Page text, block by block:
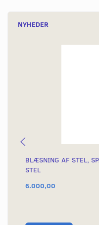
NYHEDER
BLÆSNING AF STEL,
STEL
6.000,00